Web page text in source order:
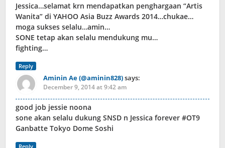
Jessica…selamat krn mendapatkan penghargaan “Artis
Wanita” di YAHOO Asia Buzz Awards 2014…chukae…
moga sukses selalu…amin…
SONE tetap akan selalu mendukung mu…
fighting…
Reply
Aminin Ae (@aminin828)says:
December 9, 2014 at 9:42 am
good job jessie noona
sone akan selalu dukung SNSD n Jessica forever #OT9
Ganbatte Tokyo Dome Soshi
Reply